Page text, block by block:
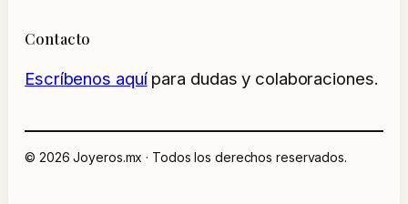
Contacto
Escríbenos aquípara dudas y colaboraciones.
© 2026 Joyeros.mx · Todos los derechos reservados.